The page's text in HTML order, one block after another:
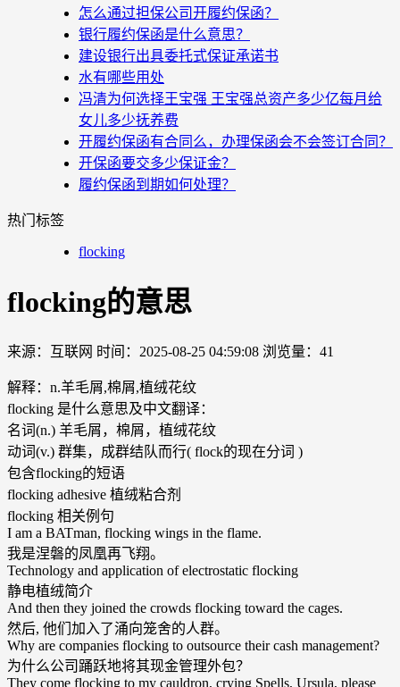
怎么通过担保公司开履约保函？
银行履约保函是什么意思？
建设银行出具委托式保证承诺书
水有哪些用处
冯清为何选择王宝强 王宝强总资产多少亿每月给
女儿多少抚养费
开履约保函有合同么，办理保函会不会签订合同？
开保函要交多少保证金？
履约保函到期如何处理？
热门标签
flocking
flocking的意思
来源：互联网 时间：2025-08-25 04:59:08 浏览量：41
解释：n.羊毛屑,棉屑,植绒花纹
flocking 是什么意思及中文翻译：
名词(n.) 羊毛屑，棉屑，植绒花纹
动词(v.) 群集，成群结队而行( flock的现在分词 )
包含flocking的短语
flocking adhesive 植绒粘合剂
flocking 相关例句
I am a BATman, flocking wings in the flame.
我是涅磐的凤凰再飞翔。
Technology and application of electrostatic flocking
静电植绒简介
And then they joined the crowds flocking toward the cages.
然后, 他们加入了涌向笼舍的人群。
Why are companies flocking to outsource their cash management?
为什么公司踊跃地将其现金管理外包？
They come flocking to my cauldron, crying Spells, Ursula, please